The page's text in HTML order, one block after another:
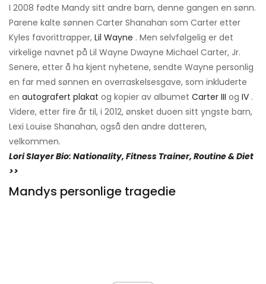
I 2008 fødte Mandy sitt andre barn, denne gangen en sønn.
Parene kalte sønnen Carter Shanahan som Carter etter
Kyles favorittrapper, Lil Wayne . Men selvfølgelig er det
virkelige navnet på Lil Wayne Dwayne Michael Carter, Jr.
Senere, etter å ha kjent nyhetene, sendte Wayne personlig
en far med sønnen en overraskelsesgave, som inkluderte
en autografert plakat og kopier av albumet Carter III og IV .
Videre, etter fire år til, i 2012, ønsket duoen sitt yngste barn,
Lexi Louise Shanahan, også den andre datteren,
velkommen.
Lori Slayer Bio: Nationality, Fitness Trainer, Routine & Diet
>>
Mandys personlige tragedie